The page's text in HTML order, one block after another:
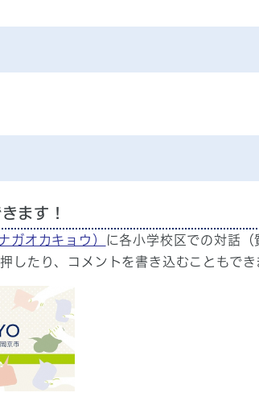
ます！
オカキョウ） に各小学校区での対話（
したり、コメントを書き込むこともでき